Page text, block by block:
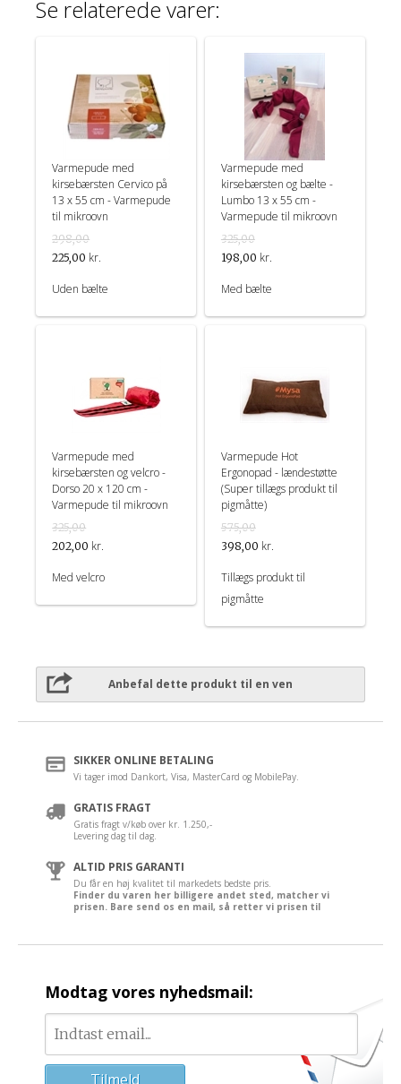
Se relaterede varer:
Varmepude med
kirsebærsten Cervico på
13 x 55 cm - Varmepude
til mikroovn
298,00
225,00 kr.
Uden bælte
Varmepude med
kirsebærsten og bælte -
Lumbo 13 x 55 cm -
Varmepude til mikroovn
325,00
198,00 kr.
Med bælte
Varmepude med
kirsebærsten og velcro -
Dorso 20 x 120 cm -
Varmepude til mikroovn
325,00
202,00 kr.
Med velcro
Varmepude Hot
Ergonopad - lændestøtte
(Super tillægs produkt til
pigmåtte)
575,00
398,00 kr.
Tillægs produkt til
pigmåtte
Anbefal dette produkt til en ven
SIKKER ONLINE BETALING
Vi tager imod Dankort, Visa, MasterCard og MobilePay.
GRATIS FRAGT
Gratis fragt v/køb over kr. 1.250,-
Levering dag til dag.
ALTID PRIS GARANTI
Du får en høj kvalitet til markedets bedste pris.
Finder du varen her billigere andet sted, matcher vi
prisen. Bare send os en mail, så retter vi prisen til
Modtag vores nyhedsmail: